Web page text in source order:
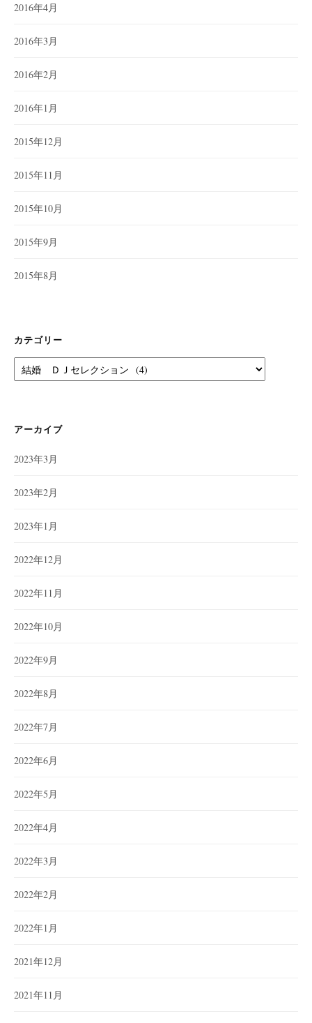
2016年4月
2016年3月
2016年2月
2016年1月
2015年12月
2015年11月
2015年10月
2015年9月
2015年8月
カテゴリー
カ
テ
ー
アーカイブ
2023年3月
2023年2月
2023年1月
2022年12月
2022年11月
2022年10月
2022年9月
2022年8月
2022年7月
2022年6月
2022年5月
2022年4月
2022年3月
2022年2月
2022年1月
2021年12月
2021年11月